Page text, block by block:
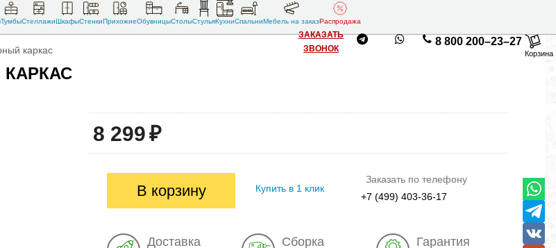
ТумбыСтеллажиШкафыСтенкиПрихожиеОбувницыСтолыСтульяКухниСпальниМебель на заказРаспродажа
ЗАКАЗАТЬ
ЗВОНОК
8 800 200–23–27
Корзина
каркас
КАРКАС
8 299₽
В корзину Купить в 1 клик
Заказать по телефону
+7 (499) 403-36-17
Доставка Сборка Гарантия